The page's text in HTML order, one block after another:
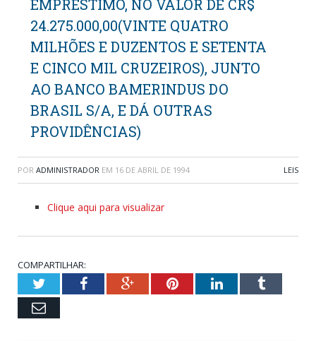
EMPRÉSTIMO, NO VALOR DE CR$
24.275.000,00(VINTE QUATRO
MILHÕES E DUZENTOS E SETENTA
E CINCO MIL CRUZEIROS), JUNTO
AO BANCO BAMERINDUS DO
BRASIL S/A, E DÁ OUTRAS
PROVIDÊNCIAS)
POR ADMINISTRADOR EM 16 DE ABRIL DE 1994 LEIS
Clique aqui para visualizar
COMPARTILHAR:
TwitterFacebookGoogle+PinterestLinkedInTumblr
Email